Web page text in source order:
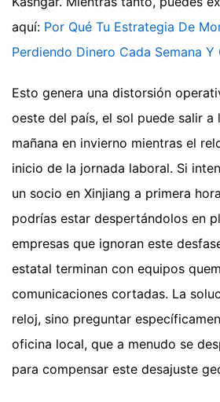
aquí: Por Qué Tu Estrategia De
Perdiendo Dinero Cada Semana
Esto genera una distorsión
oeste del país, el sol puede salir a
mañana en invierno mientras el
inicio de la jornada laboral. Si
un socio en Xinjiang a primera
podrías estar despertándolos en
empresas que ignoran este
estatal terminan con equipos
comunicaciones cortadas. La
reloj, sino preguntar
oficina local, que a menudo se
para compensar este desajuste